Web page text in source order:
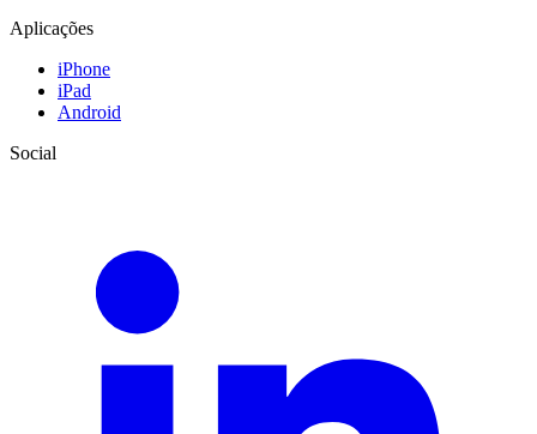
Aplicações
iPhone
iPad
Android
Social